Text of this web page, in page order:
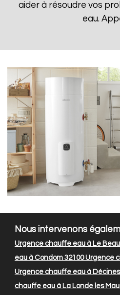
aider à résoudre vos
eau.
Nous intervenons
Urgence chauffe eau à Le
eau à Condom 32100Urgence
Urgence chauffe eau à
chauffe eau à La Londe les